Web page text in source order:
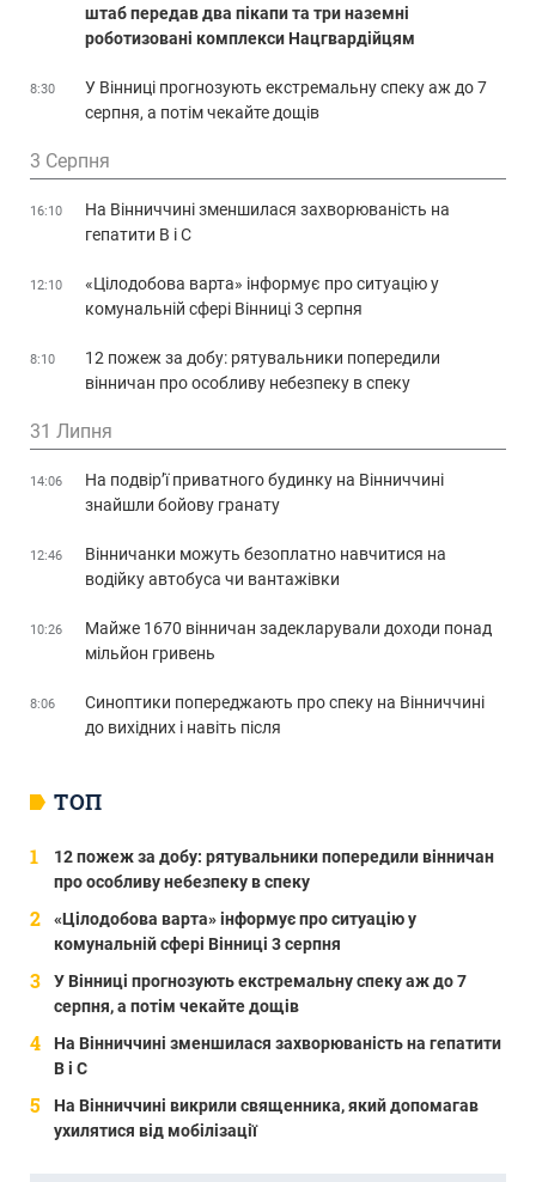
ТОП
12 пожеж за добу: рятувальники попередили вінничан
про особливу небезпеку в спеку
«Цілодобова варта» інформує про ситуацію у
комунальній сфері Вінниці 3 серпня
У Вінниці прогнозують екстремальну спеку аж до 7
серпня, а потім чекайте дощів
На Вінниччині зменшилася захворюваність на гепатити
В і С
На Вінниччині викрили священника, який допомагав
ухилятися від мобілізації
штаб передав два пікапи та три наземні
роботизовані комплекси Нацгвардійцям
8:30
У Вінниці прогнозують екстремальну спеку аж до 7
серпня, а потім чекайте дощів
3 Серпня
16:10
На Вінниччині зменшилася захворюваність на
гепатити В і С
12:10
«Цілодобова варта» інформує про ситуацію у
комунальній сфері Вінниці 3 серпня
8:10
12 пожеж за добу: рятувальники попередили
вінничан про особливу небезпеку в спеку
31 Липня
14:06
На подвір’ї приватного будинку на Вінниччині
знайшли бойову гранату
12:46
Вінничанки можуть безоплатно навчитися на
водійку автобуса чи вантажівки
10:26
Майже 1670 вінничан задекларували доходи понад
мільйон гривень
8:06
Синоптики попереджають про спеку на Вінниччині
до вихідних і навіть після